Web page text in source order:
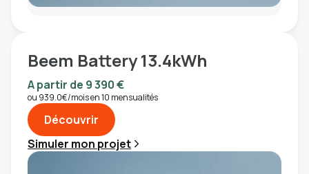
Beem Battery 13.4kWh
A partir de 9 390 €
ou 939.0€/mois en 10 mensualités
Découvrir
Simuler mon projet